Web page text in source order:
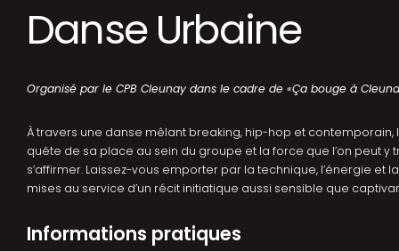
Danse Urbaine
Organisé par le CPB Cleunay dans le cadre de «Ça bouge à
À travers une danse mêlant breaking, hip-hop et
quête de sa place au sein du groupe et la force que l’on peut y
s’affirmer. Laissez-vous emporter par la technique, l’énergie et
mises au service d’un récit initiatique aussi sensible que
Informations pratiques